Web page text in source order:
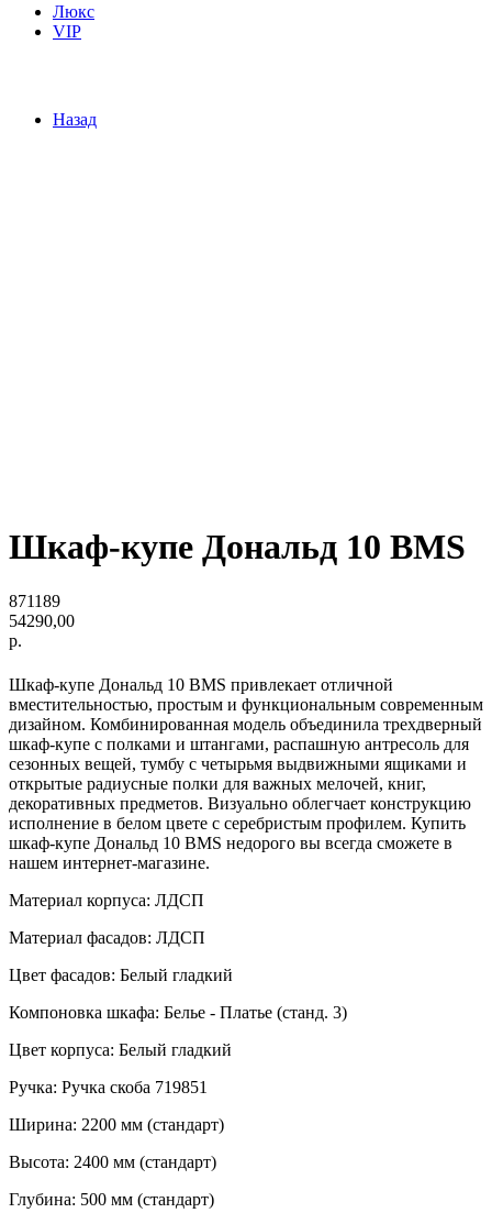
Люкс
VIP
Назад
Шкаф-купе Дональд 10 BMS
871189
54290,00
р.
Шкаф-купе Дональд 10 BMS привлекает отличной
вместительностью, простым и функциональным современным
дизайном. Комбинированная модель объединила трехдверный
шкаф-купе с полками и штангами, распашную антресоль для
сезонных вещей, тумбу с четырьмя выдвижными ящиками и
открытые радиусные полки для важных мелочей, книг,
декоративных предметов. Визуально облегчает конструкцию
исполнение в белом цвете с серебристым профилем. Купить
шкаф-купе Дональд 10 BMS недорого вы всегда сможете в
нашем интернет-магазине.
Материал корпуса: ЛДСП
Материал фасадов: ЛДСП
Цвет фасадов: Белый гладкий
Компоновка шкафа: Белье - Платье (станд. 3)
Цвет корпуса: Белый гладкий
Ручка: Ручка скоба 719851
Ширина: 2200 мм (стандарт)
Высота: 2400 мм (стандарт)
Глубина: 500 мм (стандарт)